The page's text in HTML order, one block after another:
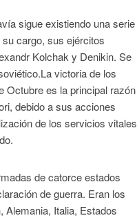
sigue existiendo una serie
cargo, sus ejércitos
Kolchak y Denikin. Se
victoria de los
Octubre es la principal razón
debido a sus acciones
de los servicios vitales
de catorce estados
de guerra. Eran los
Alemania, Italia, Estados